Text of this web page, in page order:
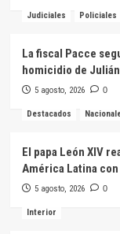
Judiciales Policiales
La fiscal Pacce
homicidio de
5 agosto, 2026 0
Destacados
El papa León XIV
América Latina
5 agosto, 2026 0
Interior